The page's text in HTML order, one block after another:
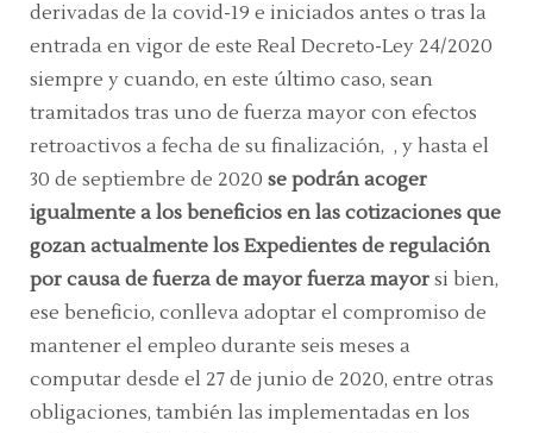
derivadas de la covid-19 e iniciados antes o tras la
entrada en vigor de este Real Decreto-Ley 24/2020
siempre y cuando, en este último caso, sean
tramitados tras uno de fuerza mayor con efectos
retroactivos a fecha de su finalización, , y hasta el
30 de septiembre de 2020 se podrán acoger
igualmente a los beneficios en las cotizaciones que
gozan actualmente los Expedientes de regulación
por causa de fuerza de mayor fuerza mayor si bien,
ese beneficio, conlleva adoptar el compromiso de
mantener el empleo durante seis meses a
computar desde el 27 de junio de 2020, entre otras
obligaciones, también las implementadas en los